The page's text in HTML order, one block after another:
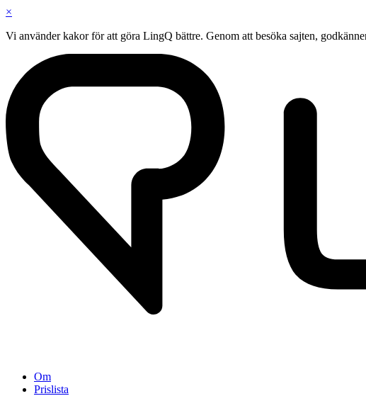
×
Vi använder kakor för att göra LingQ bättre. Genom att besöka sajten,
Om
Prislista